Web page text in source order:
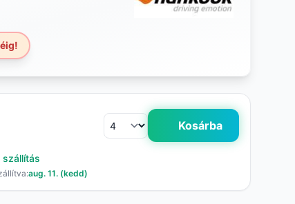
Kosárba
aug. 11. (kedd)